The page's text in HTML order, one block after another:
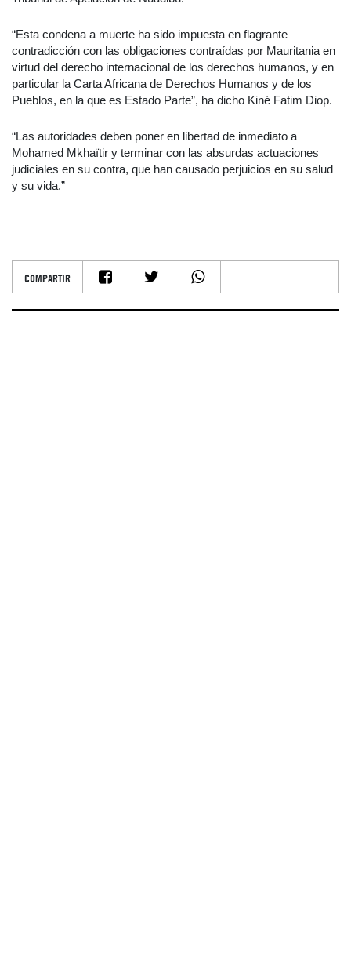
“Esta condena a muerte ha sido impuesta en flagrante
contradicción con las obligaciones contraídas por Mauritania en
virtud del derecho internacional de los derechos humanos, y en
particular la Carta Africana de Derechos Humanos y de los
Pueblos, en la que es Estado Parte”, ha dicho Kiné Fatim Diop.
“Las autoridades deben poner en libertad de inmediato a
Mohamed Mkhaïtir y terminar con las absurdas actuaciones
judiciales en su contra, que han causado perjuicios en su salud
y su vida.”
COMPARTIR